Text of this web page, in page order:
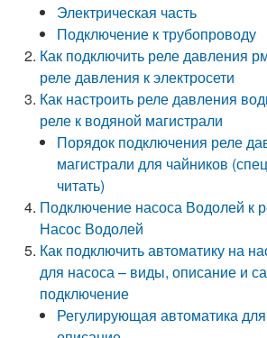
Электрическая часть
Подключение к трубопроводу
Как подключить реле давления
реле давления к электросети
Как настроить реле давления
реле к водяной магистрали
Порядок подключения реле
магистрали для чайников
читать)
Подключение насоса Водолей к
Насос Водолей
Как подключить автоматику на
для насоса – виды, описание и
подключение
Регулирующая автоматика